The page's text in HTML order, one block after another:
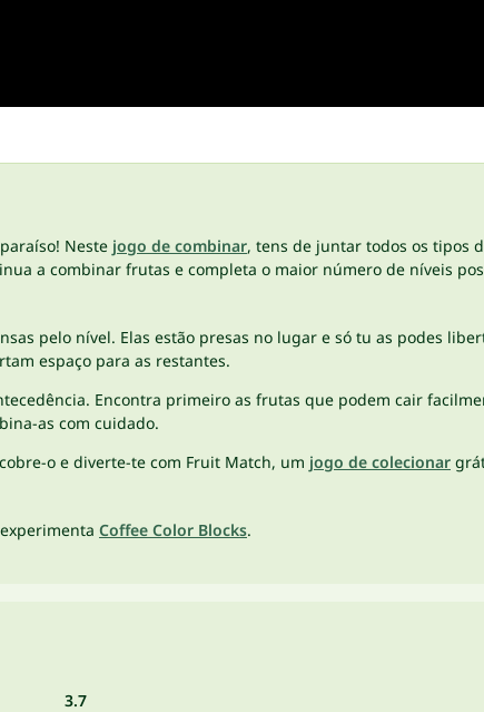
Neste jogo de combinar, tens de juntar todos os tipos
a combinar frutas e completa o maior número de níveis
pelo nível. Elas estão presas no lugar e só tu as podes
espaço para as restantes.
Encontra primeiro as frutas que podem cair
as com cuidado.
o e diverte-te com Fruit Match, um jogo de colecionar
Coffee Color Blocks.
3.7